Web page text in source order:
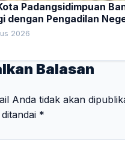
Padangsidimpuan
dengan Pengadilan
2026
Balasan
Anda tidak akan
*